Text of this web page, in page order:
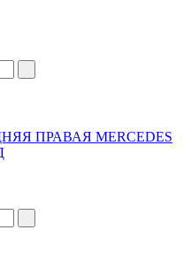
ПРАВАЯ MERCEDES